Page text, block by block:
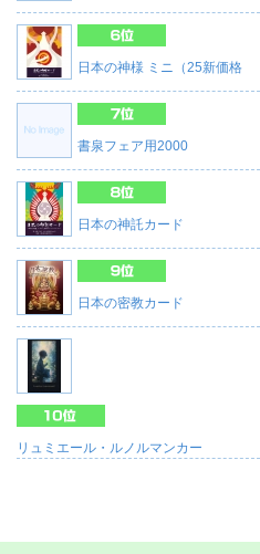
日本の神様 ミニ（25新価格
書泉フェア用2000
日本の神託カード
日本の密教カード
リュミエール・ルノルマンカー